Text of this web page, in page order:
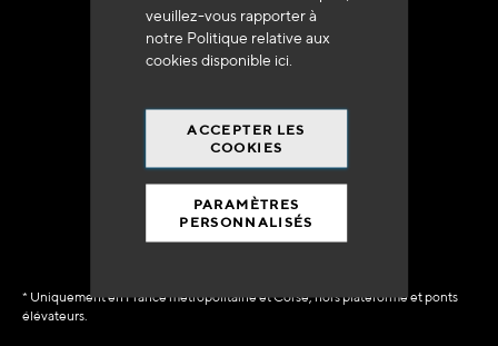
veuillez-vous rapporter à
notre Politique relative aux
cookies disponible ici
ACCEPTER LES
COOKIES
PARAMÈTRES
PERSONNALISÉS
90% du catalogue
en disponibilité
immédiate
* Uniquement en France métropolitaine et Corse, hors plateforme et ponts
élévateurs.